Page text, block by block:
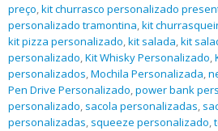
preço,kit churrasco personalizado
personalizado tramontina,kit
kit pizza personalizado,kit salada,kit
personalizado,Kit Whisky Personalizado,
personalizados,Mochila Personalizada,
Pen Drive Personalizado,power bank
personalizado, sacola personalizadas,
personalizadas, squeeze personalizado,